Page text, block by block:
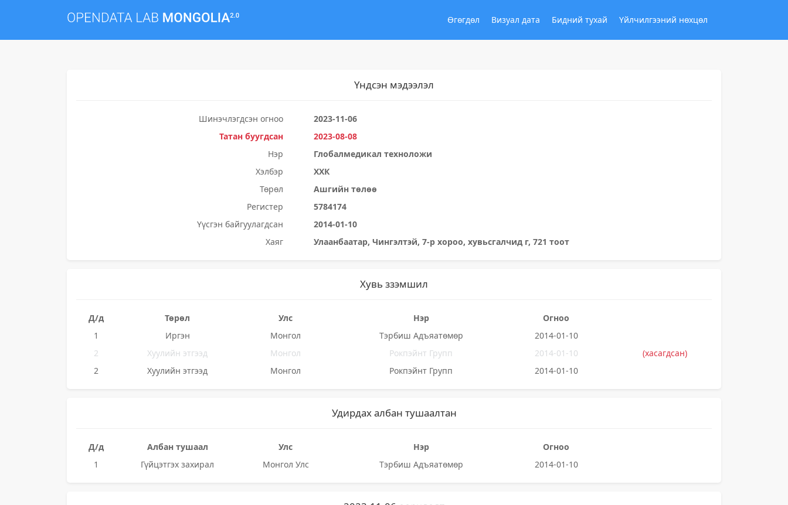
Өгөгдөл Визуал дата Бидний тухай Үйлчилгээний нөхцөл
Үндсэн мэдээлэл
Шинэчлэгдсэн огноо
2023-11-06
Татан буугдсан
2023-08-08
Нэр
Глобалмедикал техноложи
Хэлбэр
ХХК
Төрөл
Ашгийн төлөө
Регистер
5784174
Үүсгэн байгуулагдсан
2014-01-10
Хаяг
Улаанбаатар, Чингэлтэй, 7-р хороо, хувьсгалчид г, 721 тоот
Хувь ззэмшил
Д/д Төрөл Улс Нэр
Огноо
1
Иргэн Монгол Тэрбиш Адъяатөмөр
2014-01-10
2
Хуулийн этгээд Монгол Рокпэйнт Групп 2014-01-10
(хасагдсан)
2
Хуулийн этгээд Монгол Рокпэйнт Групп 2014-01-10
Удирдах албан тушаалтан
Д/д Албан тушаал Улс Нэр
Огноо
1
Гүйцэтгэх захирал Монгол Улс Тэрбиш Адъяатөмөр 2014-01-10